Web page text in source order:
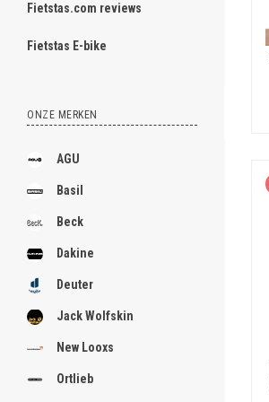
Fietstas.com reviews
Fietstas E-bike
ONZE MERKEN
AGU
Basil
Beck
Dakine
Deuter
Jack Wolfskin
New Looxs
Ortlieb
.
.
.
.
.
.
.
.